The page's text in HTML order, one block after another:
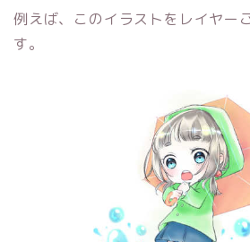
例えば、このイラストをレイヤー
す。